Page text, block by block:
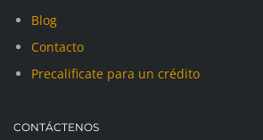
Blog
Contacto
Precalificate para un crédito
CONTÁCTENOS